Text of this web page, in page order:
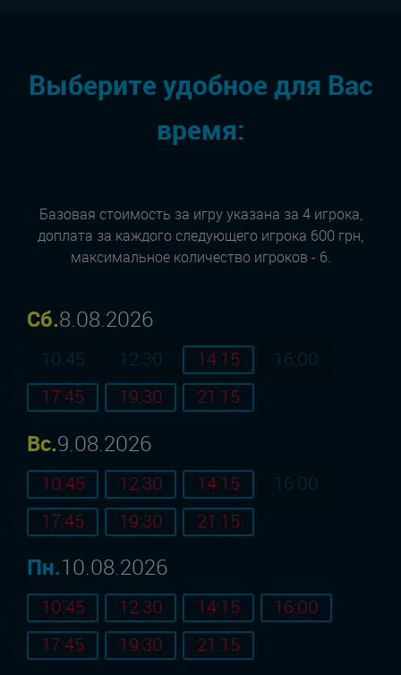
Выберите удобное для Вас
время:
Базовая стоимость за игру указана за 4 игрока,
доплата за каждого следующего игрока 600 грн,
максимальное количество игроков - 6.
Сб.8.08.2026
10:45 12:30 14:15
16:00
17:45
19:30 21:15
Вс.9.08.2026
10:45 12:30 14:15
16:00
17:45
19:30 21:15
Пн.10.08.2026
10:45 12:30 14:15
16:00
17:45
19:30 21:15